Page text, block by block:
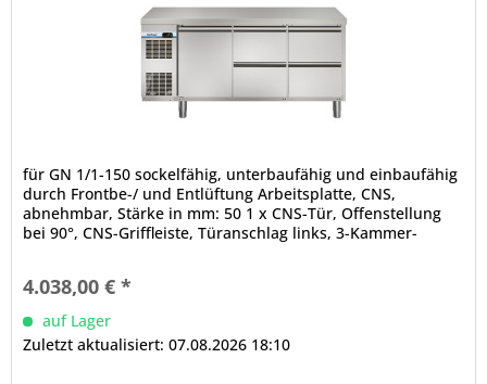
für GN 1/1-150 sockelfähig, unterbaufähig und einbaufähig
durch Frontbe-/ und Entlüftung Arbeitsplatte, CNS,
abnehmbar, Stärke in mm: 50 1 x CNS-Tür, Offenstellung
bei 90°, CNS-Griffleiste, Türanschlag links, 3-Kammer-
CNS-Griffleiste, maximale Tragfähigkeit der Schubladen...
4.038,00 € *
auf Lager
Zuletzt aktualisiert: 07.08.2026 18:10